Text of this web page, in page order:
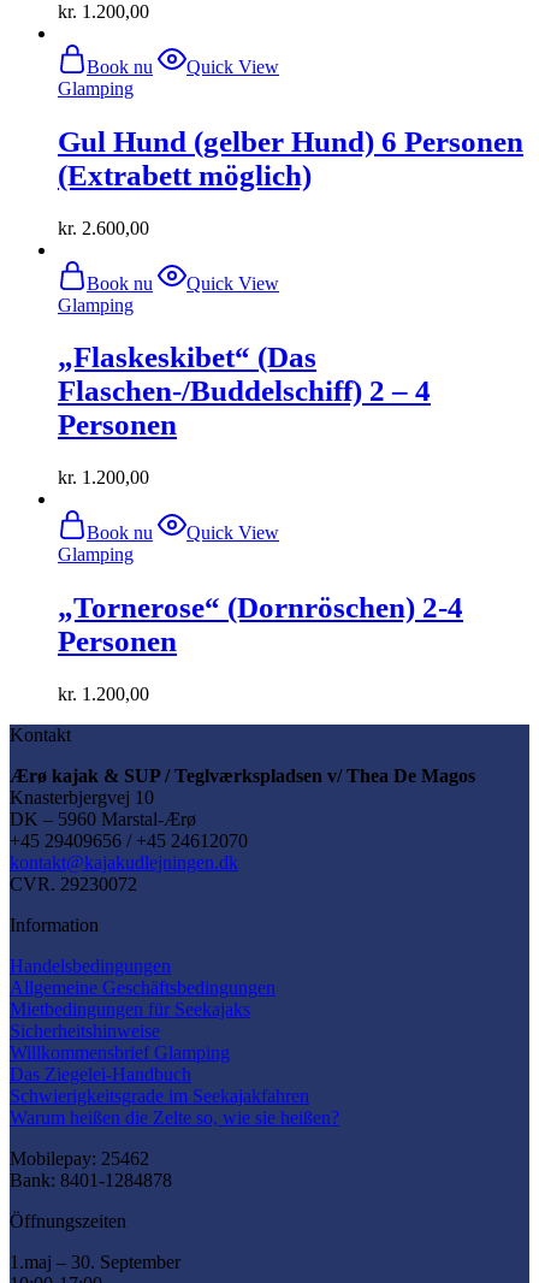
kr. 1.200,00
Book nu
Quick View
Glamping
Gul Hund (gelber Hund) 6 Personen
(Extrabett möglich)
kr. 2.600,00
Book nu
Quick View
Glamping
„Flaskeskibet“ (Das
Flaschen-/Buddelschiff) 2 – 4
Personen
kr. 1.200,00
Book nu
Quick View
Glamping
„Tornerose“ (Dornröschen) 2-4
Personen
kr. 1.200,00
Kontakt
Ærø kajak & SUP / Teglværkspladsen v/ Thea De Magos
Knasterbjergvej 10
DK – 5960 Marstal-Ærø
+45 29409656 / +45 24612070
kontakt@kajakudlejningen.dk
CVR. 29230072
Information
Handelsbedingungen
Allgemeine Geschäftsbedingungen
Mietbedingungen für Seekajaks
Sicherheitshinweise
Willkommensbrief Glamping
Das Ziegelei-Handbuch
Schwierigkeitsgrade im Seekajakfahren
Warum heißen die Zelte so, wie sie heißen?
Mobilepay: 25462
Bank: 8401-1284878
Öffnungszeiten
1.maj – 30. September